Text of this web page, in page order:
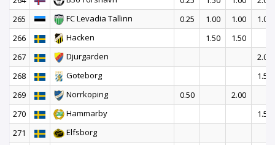
265
FC Levadia Tallinn 0.25 1.00 1.00
1.00
266
Hacken 1.50
1.50
267
Djurgarden
2.00
268
Goteborg
1.50
269
Norrkoping 0.50
2.00
270
Hammarby
1.50
271
Elfsborg